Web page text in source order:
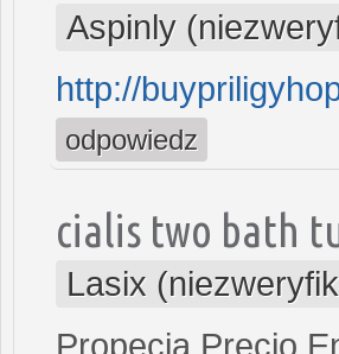
Aspinly
http://
odpowiedz
cialis two bath
Lasix
Propecia Precio